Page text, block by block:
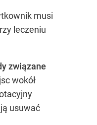
musi
leczeniu
związane
wokół
usuwać